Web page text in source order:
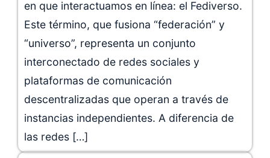
en que interactuamos en línea: el Fediverso.
Este término, que fusiona “federación” y
“universo”, representa un conjunto
interconectado de redes sociales y
plataformas de comunicación
descentralizadas que operan a través de
instancias independientes. A diferencia de
las redes […]